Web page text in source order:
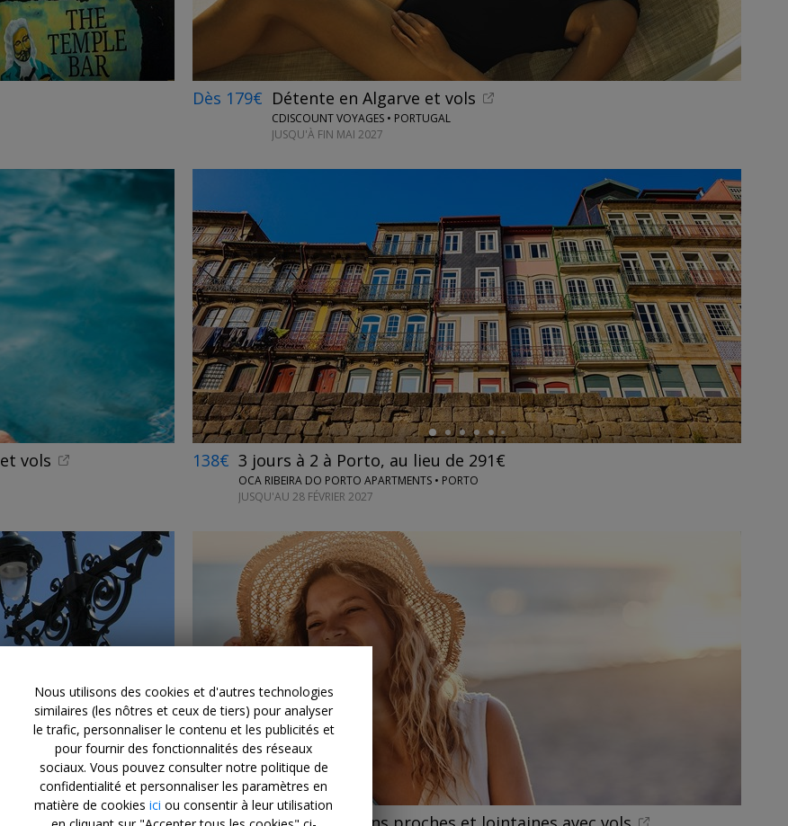
Dès 179€ Détente en Algarve et vols
CDISCOUNT VOYAGES • PORTUGAL
JUSQU'À FIN MAI 2027
vols
←
138€ 3 jours à 2 à Porto, au lieu de 291€
OCA RIBEIRA DO PORTO APARTMENTS • PORTO
JUSQU'AU 28 FÉVRIER 2027
Nous utilisons des cookies et d'autres technologies
similaires (les nôtres et ceux de tiers) pour analyser
le trafic, personnaliser le contenu et les publicités et
pour fournir des fonctionnalités des réseaux
sociaux. Vous pouvez consulter notre politique de
confidentialité et personnaliser les paramètres en
matière de cookies ici ou consentir à leur utilisation